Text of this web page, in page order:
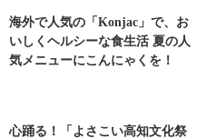
海外で人気の「Konjac」で、お
いしくヘルシーな食生活 夏の人
気メニューにこんにゃくを！
心踊る！「よさこい高知文化祭